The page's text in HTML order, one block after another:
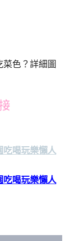
色？詳細圖
吃喝玩樂懶人
吃喝玩樂懶人